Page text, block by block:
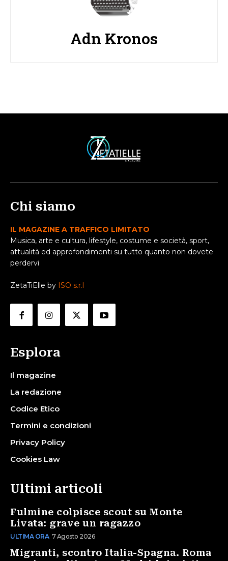
Adn Kronos
Chi siamo
IL MAGAZINE A TRAFFICO LIMITATO
Musica, arte e cultura, lifestyle, costume e società, sport,
attualità ed approfondimenti su tutto quanto non dovete
perdervi
ZetaTiElle by ISO s.r.l
Esplora
Il magazine
La redazione
Codice Etico
Termini e condizioni
Privacy Policy
Cookies Law
Ultimi articoli
Fulmine colpisce scout su Monte
Livata: grave un ragazzo
ULTIMA ORA 7 Agosto 2026
Migranti, scontro Italia-Spagna. Roma